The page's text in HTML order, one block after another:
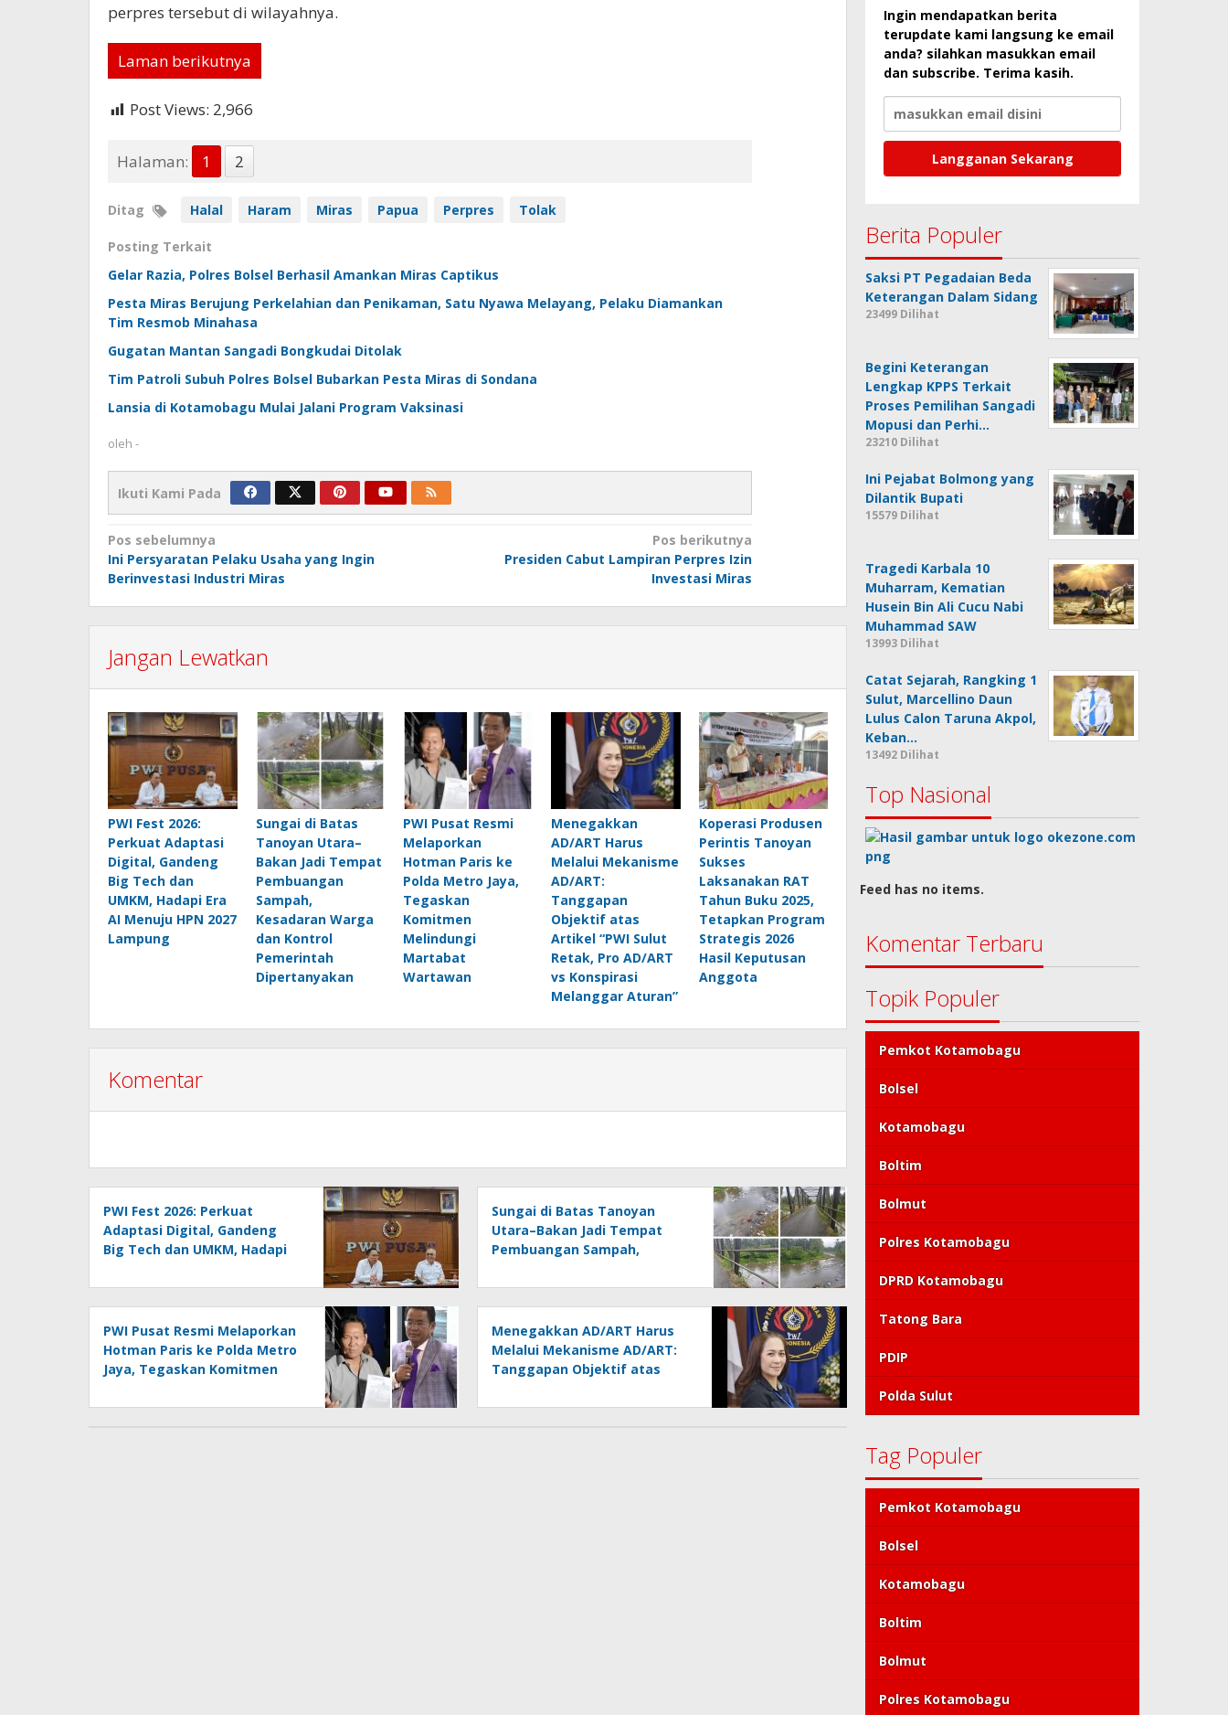
perpres tersebut di wilayahnya.
Laman berikutnya
Post Views: 2,966
Halaman: 1 2
Ditag Halal Haram Miras Papua Perpres Tolak
Posting Terkait
Gelar Razia, Polres Bolsel Berhasil Amankan Miras Captikus
Pesta Miras Berujung Perkelahian dan Penikaman, Satu Nyawa Melayang, Pelaku Diamankan
Tim Resmob Minahasa
Gugatan Mantan Sangadi Bongkudai Ditolak
Tim Patroli Subuh Polres Bolsel Bubarkan Pesta Miras di Sondana
Lansia di Kotamobagu Mulai Jalani Program Vaksinasi
oleh -
Ikuti Kami Pada
Navigasi
pos
Pos sebelumnya
Ini Persyaratan Pelaku Usaha yang Ingin
Berinvestasi Industri Miras
Pos berikutnya
Presiden Cabut Lampiran Perpres Izin
Investasi Miras
Jangan Lewatkan
PWI Fest 2026:
Perkuat Adaptasi
Digital, Gandeng
Big Tech dan
UMKM, Hadapi Era
AI Menuju HPN 2027
Lampung
Sungai di Batas
Tanoyan Utara–
Bakan Jadi Tempat
Pembuangan
Sampah,
Kesadaran Warga
dan Kontrol
Pemerintah
Dipertanyakan
PWI Pusat Resmi
Melaporkan
Hotman Paris ke
Polda Metro Jaya,
Tegaskan
Komitmen
Melindungi
Martabat
Wartawan
Menegakkan
AD/ART Harus
Melalui Mekanisme
AD/ART:
Tanggapan
Objektif atas
Artikel “PWI Sulut
Retak, Pro AD/ART
vs Konspirasi
Melanggar Aturan”
Koperasi Produsen
Perintis Tanoyan
Sukses
Laksanakan RAT
Tahun Buku 2025,
Tetapkan Program
Strategis 2026
Hasil Keputusan
Anggota
Komentar
PWI Fest 2026: Perkuat
Adaptasi Digital, Gandeng
Big Tech dan UMKM, Hadapi
Lampung
Sungai di Batas Tanoyan
Utara–Bakan Jadi Tempat
Pembuangan Sampah,
Kontrol Pemerintah
Dipertanyakan
PWI Pusat Resmi Melaporkan
Hotman Paris ke Polda Metro
Jaya, Tegaskan Komitmen
Wartawan
Menegakkan AD/ART Harus
Melalui Mekanisme AD/ART:
Tanggapan Objektif atas
AD/ART vs Konspirasi
Ingin mendapatkan berita
terupdate kami langsung ke email
anda? silahkan masukkan email
dan subscribe. Terima kasih.
Berita Populer
Saksi PT Pegadaian Beda
Keterangan Dalam Sidang
23499 Dilihat
Begini Keterangan
Lengkap KPPS Terkait
Proses Pemilihan Sangadi
Mopusi dan Perhi…
23210 Dilihat
Ini Pejabat Bolmong yang
Dilantik Bupati
15579 Dilihat
Tragedi Karbala 10
Muharram, Kematian
Husein Bin Ali Cucu Nabi
Muhammad SAW
13993 Dilihat
Catat Sejarah, Rangking 1
Sulut, Marcellino Daun
Lulus Calon Taruna Akpol,
Keban…
13492 Dilihat
Top Nasional
Feed has no items.
Komentar Terbaru
Topik Populer
Pemkot Kotamobagu
Bolsel
Kotamobagu
Boltim
Bolmut
Polres Kotamobagu
DPRD Kotamobagu
Tatong Bara
PDIP
Polda Sulut
Tag Populer
Pemkot Kotamobagu
Bolsel
Kotamobagu
Boltim
Bolmut
Polres Kotamobagu